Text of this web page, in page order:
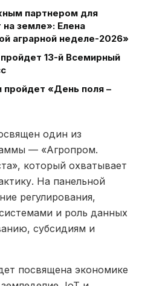
партнером для
земле»: Елена
аграрной неделе-2026»
13-й Всемирный
пройдет «День поля –
один из
— «Агропром.
который охватывает
На панельной
регулирования,
и роль данных
субсидиям и
посвящена экономике